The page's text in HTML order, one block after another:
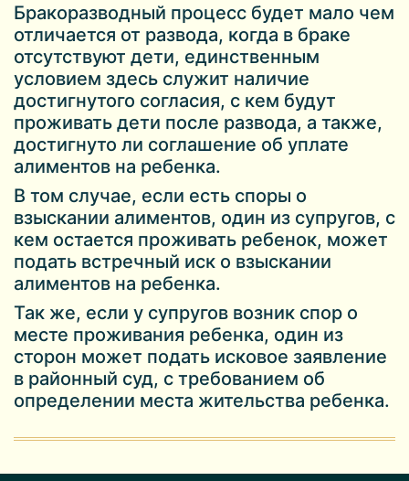
Бракоразводный процесс будет мало чем
отличается от развода, когда в браке
отсутствуют дети, единственным
условием здесь служит наличие
достигнутого согласия, с кем будут
проживать дети после развода, а также,
достигнуто ли соглашение об уплате
алиментов на ребенка.
В том случае, если есть споры о
взыскании алиментов, один из супругов, с
кем остается проживать ребенок, может
подать встречный иск о взыскании
алиментов на ребенка.
Так же, если у супругов возник спор о
месте проживания ребенка, один из
сторон может подать исковое заявление
в районный суд, с требованием об
определении места жительства ребенка.